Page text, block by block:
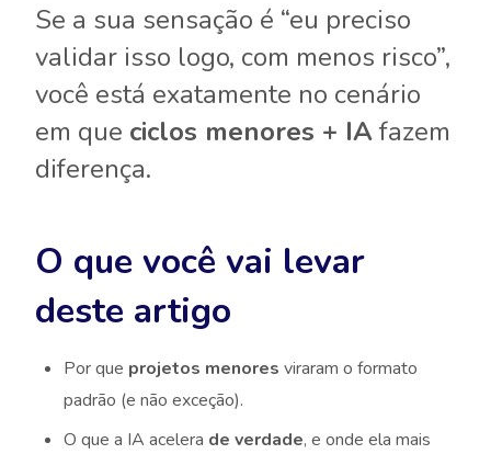
Se a sua sensação é “eu preciso
validar isso logo, com menos risco”,
você está exatamente no cenário
em que ciclos menores + IAfazem
diferença.
O que você vai levar
deste artigo
Por que projetos menores viraram o formato
padrão (e não exceção).
O que a IA acelera de verdade, e onde ela mais